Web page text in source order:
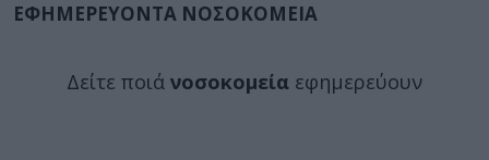
ΕΦΗΜΕΡΕΥΟΝΤΑ ΝΟΣΟΚΟΜΕΙΑ
Δείτε ποιά νοσοκομεία εφημερεύουν